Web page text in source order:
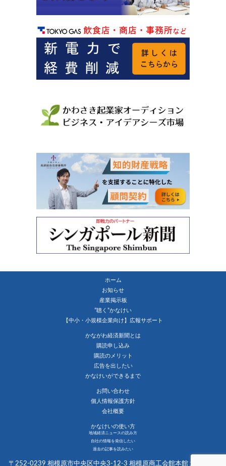
ホーム
お知らせ
産業掲示板
”聴く”かなけい
【中小・小規模企業向け】広報サポート
かながわ経済新聞とは
購読申し込み
購読のメリット
広告を出したい
かなけいができるまで
お問い合わせ
個人情報保護方針
会社概要
かなけいの使い方
地域経済ニュースの読み方
自社の情報を発信したい
過去の記事を読みたい
〒252-0239 相模原市中央区中央3-12-3 相模原商工会館本館１